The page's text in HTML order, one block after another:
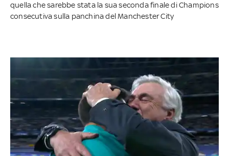
quella che sarebbe stata la sua seconda finale di Champions
consecutiva sulla panchina del Manchester City